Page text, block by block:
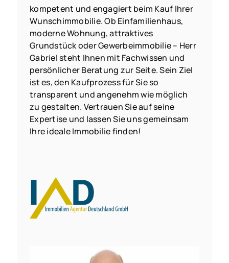
kompetent und engagiert beim Kauf Ihrer
Wunschimmobilie. Ob Einfamilienhaus,
moderne Wohnung, attraktives
Grundstück oder Gewerbeimmobilie – Herr
Gabriel steht Ihnen mit Fachwissen und
persönlicher Beratung zur Seite. Sein Ziel
ist es, den Kaufprozess für Sie so
transparent und angenehm wie möglich
zu gestalten. Vertrauen Sie auf seine
Expertise und lassen Sie uns gemeinsam
Ihre ideale Immobilie finden!